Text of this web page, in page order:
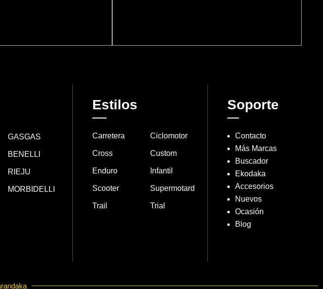
GASGAS
BENELLI
RIEJU
MORBIDELLI
Estilos
Carretera Ciclomotor
Cross Custom
Enduro Infantil
Scooter Supermotard
Trail Trial
Soporte
Contacto
Más Marcas
Buscador
Ekodaka
Accesorios
Nuevos
Ocasión
Blog